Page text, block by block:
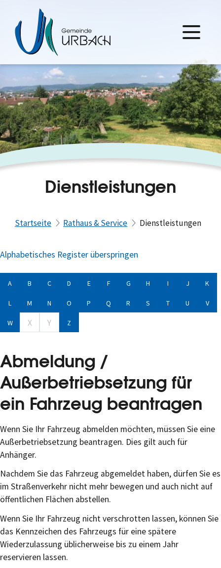
Dienstleistungen
Startseite Rathaus & Service Dienstleistungen
Alphabetisches Register überspringen
A B C D E F G H I J K
L M N O P Q R S T U V
W X Y Z
Abmeldung /
Außerbetriebsetzung für
ein Fahrzeug beantragen
Wenn Sie Ihr Fahrzeug abmelden möchten, müssen Sie eine
Außerbetriebsetzung beantragen. Dies gilt auch für
Anhänger.
Nachdem Sie das Fahrzeug abgemeldet haben, dürfen Sie es
im Straßenverkehr nicht mehr bewegen und auch nicht auf
öffentlichen Flächen abstellen.
Wenn Sie Ihr Fahrzeug nicht verschrotten lassen, können Sie
das Kennzeichen des Fahrzeugs für eine spätere
Wiederzulassung üblicherweise bis zu einem Jahr
reservieren lassen.